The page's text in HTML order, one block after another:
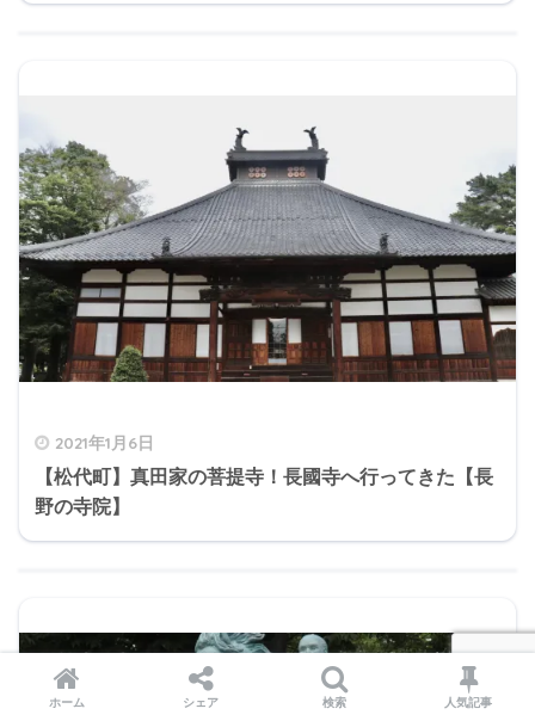
2021年1月6日
【松代町】真田家の菩提寺！長國寺へ行ってきた【長
野の寺院】
ホーム シェア 検索 人気記事